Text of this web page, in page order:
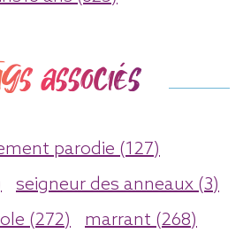
associés
parodie (127)
seigneur des anneaux (3)
(272)
marrant (268)